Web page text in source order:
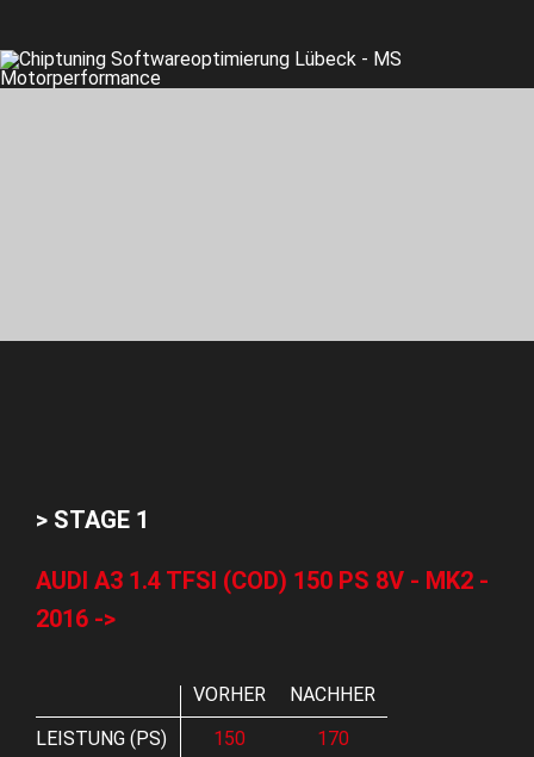
> STAGE 1
AUDI A3 1.4 TFSI (COD) 150 PS 8V - MK2 -
2016 ->
VORHER
NACHHER
LEISTUNG (PS)
150
170